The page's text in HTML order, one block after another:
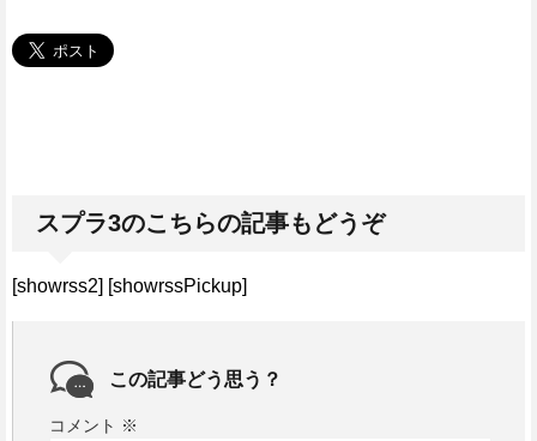
スプラ3のこちらの記事もどうぞ
[showrss2] [showrssPickup]
この記事どう思う？
コメント ※